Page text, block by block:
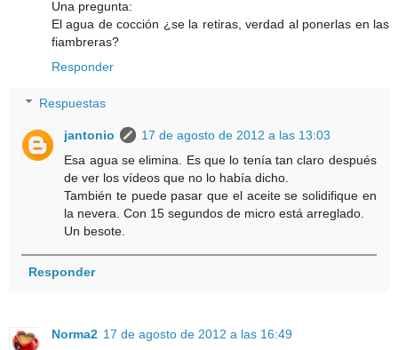
Una pregunta:
El agua de cocción ¿se la retiras, verdad al ponerlas en las
fiambreras?
Responder
Respuestas
jantonio
17 de agosto de 2012 a las 13:03
Esa agua se elimina. Es que lo tenía tan claro después
de ver los vídeos que no lo había dicho.
También te puede pasar que el aceite se solidifique en
la nevera. Con 15 segundos de micro está arreglado.
Un besote.
Responder
Norma2 17 de agosto de 2012 a las 16:49